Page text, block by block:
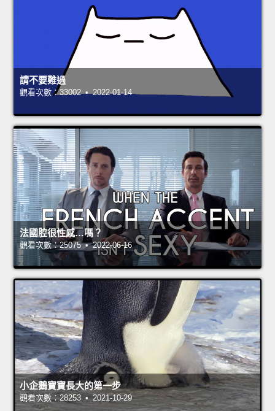
請不要難過
觀看次數：33002 • 2022-01-14
法國腔很性感…嗎？
觀看次數：25075 • 2022-06-16
小企鵝寶寶長大的第一步
觀看次數：28253 • 2021-10-29